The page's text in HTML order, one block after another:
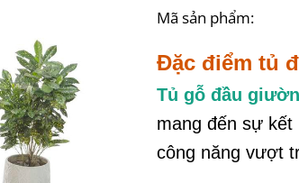
Mã sản phẩm:
Đặc điểm tủ
Tủ gỗ đầu
mang đến sự kết
công năng vượt